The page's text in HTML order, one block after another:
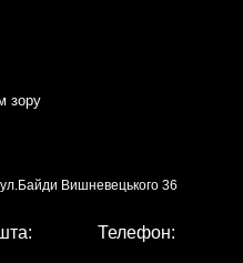
зору
Вишневецького 36
Телефон: